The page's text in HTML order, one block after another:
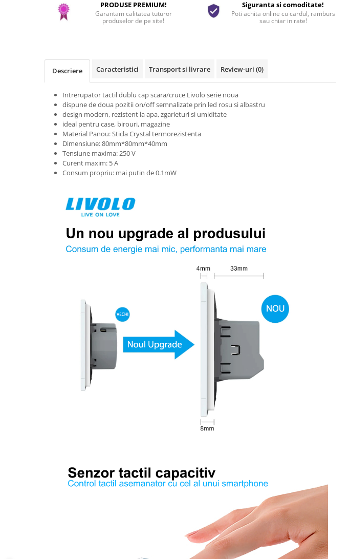
PRODUSE PREMIUM!
Garantam calitatea tuturor
produselor de pe site!
Siguranta si comoditate!
Poti achita online cu cardul, ramburs
sau chiar in rate!
Descriere Caracteristici Transport si livrare Review-uri (0)
Intrerupator tactil dublu cap scara/cruce Livolo serie noua
dispune de doua pozitii on/off semnalizate prin led rosu si albastru
design modern, rezistent la apa, zgarieturi si umiditate
ideal pentru case, birouri, magazine
Material Panou: Sticla Crystal termorezistenta
Dimensiune: 80mm*80mm*40mm
Tensiune maxima: 250 V
Curent maxim: 5 A
Consum propriu: mai putin de 0.1mW